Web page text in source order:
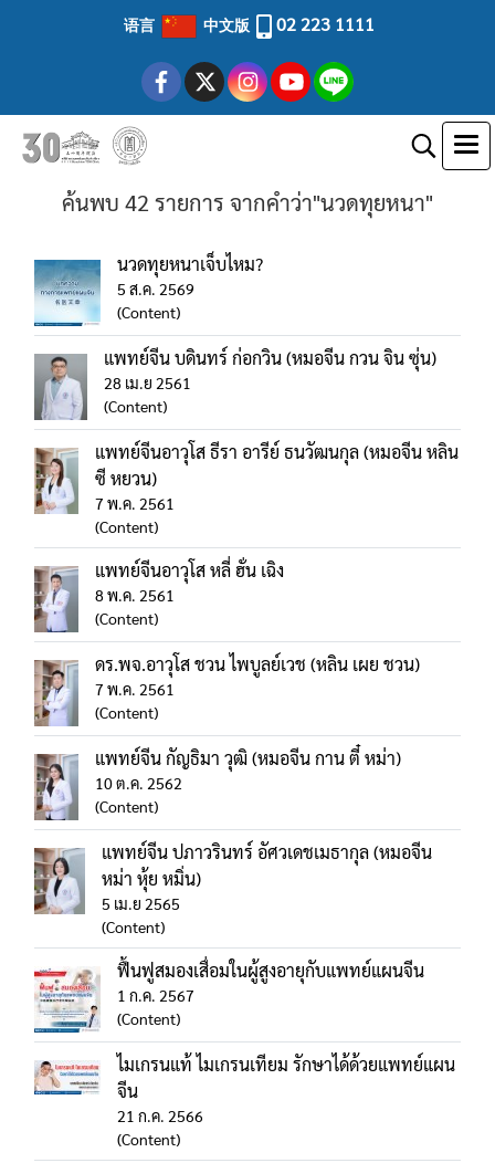
语言 中文版 02 223 1111
ค้นพบ 42 รายการ จากคำว่า"นวดทุยหนา"
นวดทุยหนาเจ็บไหม?
5 ส.ค. 2569
(Content)
แพทย์จีน บดินทร์ ก่อกวิน (หมอจีน กวน จิน ซุ่น)
28 เม.ย 2561
(Content)
แพทย์จีนอาวุโส ธีรา อารีย์ ธนวัฒนกุล (หมอจีน หลิน
ซี หยวน)
7 พ.ค. 2561
(Content)
แพทย์จีนอาวุโส หลี่ ฮั่น เฉิง
8 พ.ค. 2561
(Content)
ดร.พจ.อาวุโส ชวน ไพบูลย์เวช (หลิน เผย ชวน)
7 พ.ค. 2561
(Content)
แพทย์จีน กัญธิมา วุฒิ (หมอจีน กาน ตี๋ หม่า)
10 ต.ค. 2562
(Content)
แพทย์จีน ปภาวรินทร์ อัศวเดชเมธากุล (หมอจีน
หม่า หุ้ย หมิ่น)
5 เม.ย 2565
(Content)
ฟื้นฟูสมองเสื่อมในผู้สูงอายุกับแพทย์แผนจีน
1 ก.ค. 2567
(Content)
ไมเกรนแท้ ไมเกรนเทียม รักษาได้ด้วยแพทย์แผน
จีน
21 ก.ค. 2566
(Content)